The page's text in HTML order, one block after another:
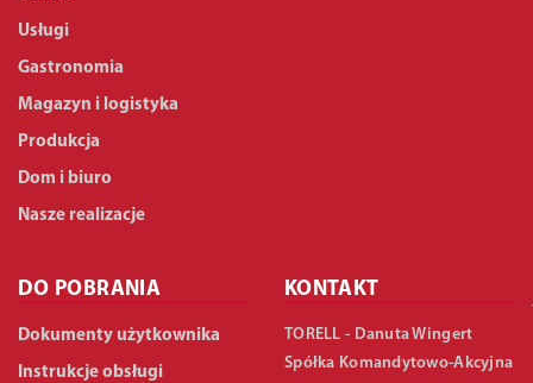
Usługi
Gastronomia
Magazyn i logistyka
Produkcja
Dom i biuro
Nasze realizacje
DO POBRANIA
Dokumenty użytkownika
Instrukcje obsługi
KONTAKT
TORELL - Danuta Wingert
Spółka Komandytowo-Akcyjna